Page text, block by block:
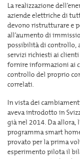
La realizzazione
aziende elettriche di
devono ristrutturare e
all’aumento di
possibilità di controllo,
servizi richiesti ai clienti
fornire informazioni ai
controllo del proprio
correlati.
In vista dei
aveva introdotto in
già nel 2014. Da allora,
programma smart
provato per la prima
esperimento pilota il